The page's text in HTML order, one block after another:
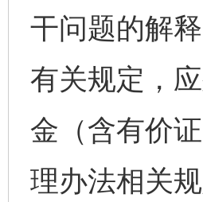
干问题的解
有关规定，
金（含有价
理办法相关